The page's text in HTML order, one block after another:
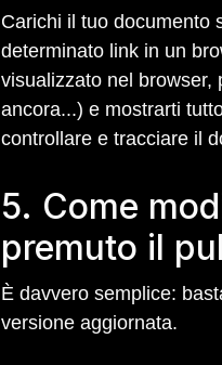
Carichi il tuo documento
determinato link in un
visualizzato nel browser,
ancora...) e mostrarti
controllare e tracciare il
5. Come
premuto il
È davvero semplice:
versione aggiornata.